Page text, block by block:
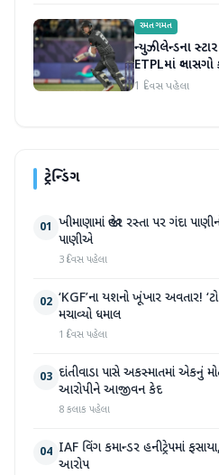
રમતગમત
ન્યુઝીલેન્ડના
ETPLમાં ગ્લાસગો
1 દિવસ પહેલા
ટ્રેન્ડિંગ
01 ખીમાણામાં જાહેર રસ્તા પર ગંદા
પાણીએ
3 દિવસ પહેલા
02 ‘KGF’ના યશનો ખૂંખાર અવતાર!
મચાવ્યો ધમાલ
1 દિવસ પહેલા
03 દાંતીવાડા પાસે અકસ્માતમાં એકનું
આરોપીને આજીવન કેદ
8 કલાક પહેલા
04 IAF વિંગ કમાન્ડર હનીટ્રેપમાં
આરોપ